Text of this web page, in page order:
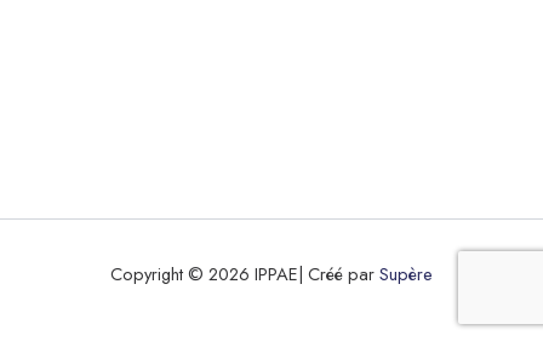
Copyright © 2026 IPPAE| Créé parSupère